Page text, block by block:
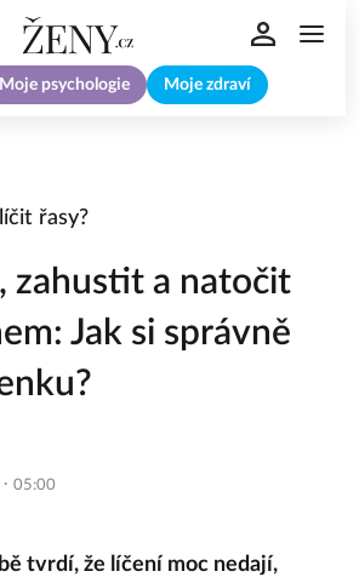
Moje psychologie Moje zdraví
zahustit a natočit
Jak si správně
· 05:00
tvrdí, že líčení moc nedají,